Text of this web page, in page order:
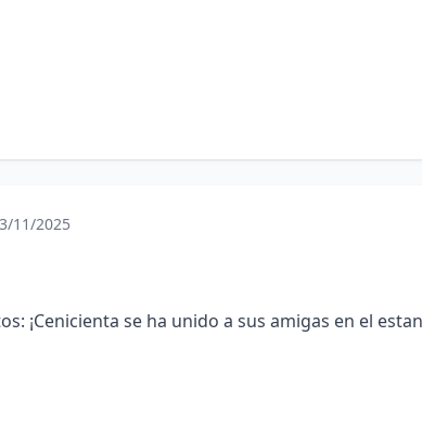
11/2025
¡Cenicienta se ha unido a sus amigas en el